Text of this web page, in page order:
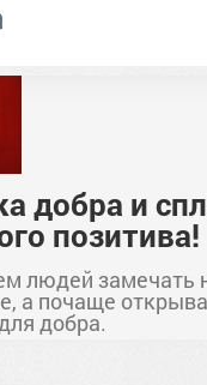
добра и
позитива!
людей замечать
а почаще
добра.